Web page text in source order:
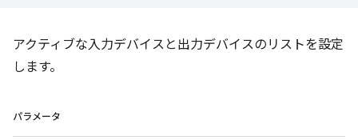
アクティブな入力デバイスと出力デバイスのリストを設定
します。
パラメータ